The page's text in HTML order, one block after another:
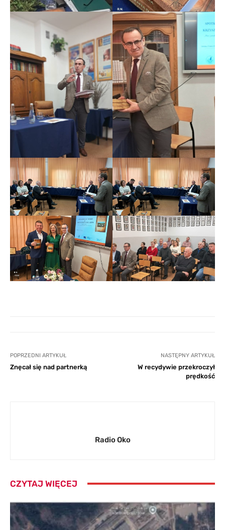
POPRZEDNI ARTYKUŁ
Znęcał się nad partnerką
NASTĘPNY ARTYKUŁ
W recydywie przekroczył
prędkość
Radio Oko
CZYTAJ WIĘCEJ